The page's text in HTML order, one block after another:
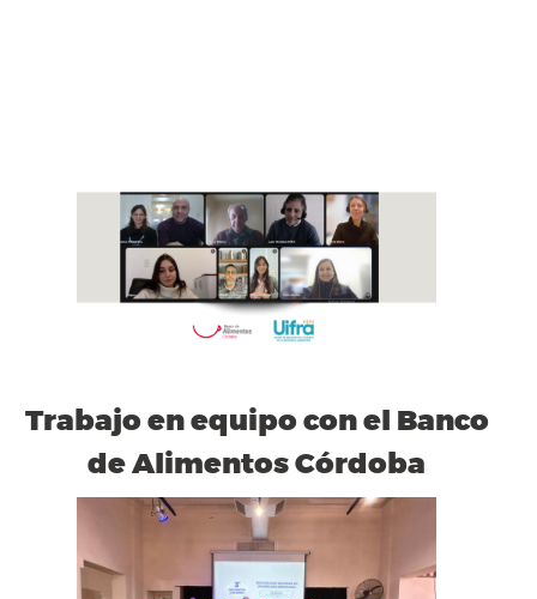
Trabajo en equipo con el Banco
de Alimentos Córdoba